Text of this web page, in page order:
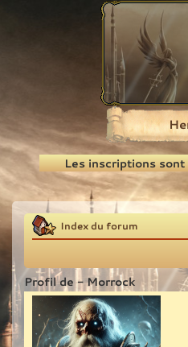
Recherche
Les inscriptions
Index du forum
Profil de - Morrock